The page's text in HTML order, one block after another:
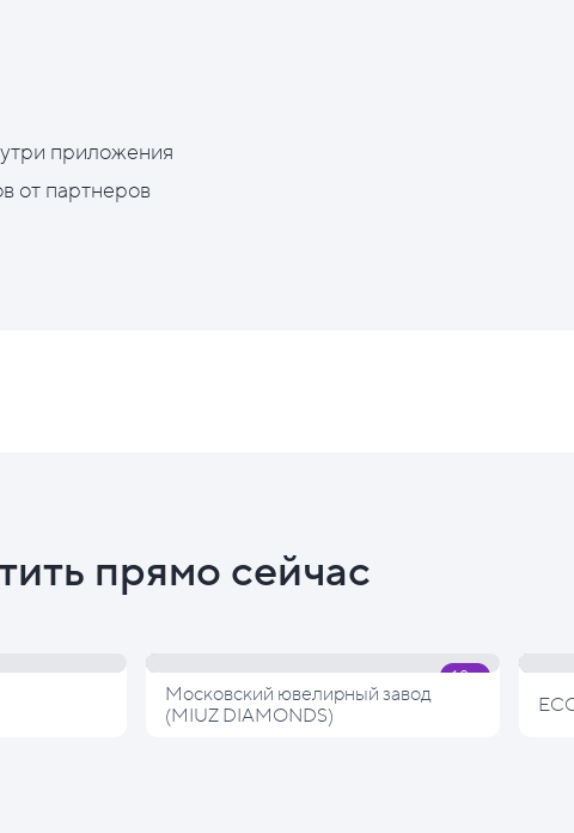
приложения
от партнеров
прямо сейчас
Московский ювелирный завод
(MIUZ DIAMONDS)